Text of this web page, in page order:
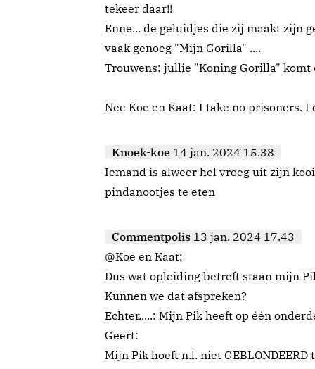
tekeer daar!!
Enne... de geluidjes die zij maakt zijn
vaak genoeg "Mijn Gorilla" ....
Trouwens: jullie "Koning Gorilla" komt
Nee Koe en Kaat: I take no prisoners. I
Knoek-koe 14 jan. 2024 15.38
Iemand is alweer hel vroeg uit zijn
pindanootjes te eten
Commentpolis 13 jan. 2024 17.43
@Koe en Kaat:
Dus wat opleiding betreft staan mijn
Kunnen we dat afspreken?
Echter.....: Mijn Pik heeft op één
Geert:
Mijn Pik hoeft n.l. niet